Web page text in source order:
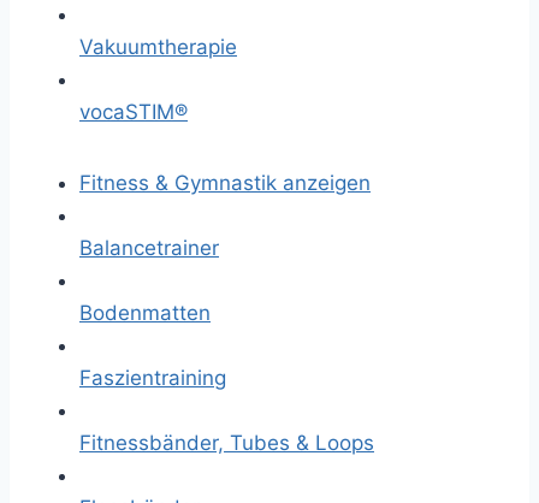
Vakuumtherapie
vocaSTIM®
Fitness & Gymnastik anzeigen
Balancetrainer
Bodenmatten
Faszientraining
Fitnessbänder, Tubes & Loops